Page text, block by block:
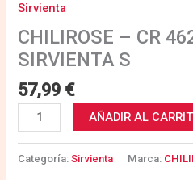
Sirvienta
CHILIROSE – CR
SIRVIENTA S
57,99 €
AÑADIR AL
Categoría:Sirvienta Marca: